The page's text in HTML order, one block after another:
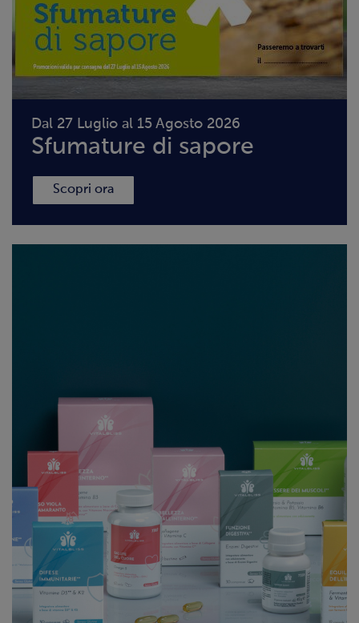
Dal 27 Luglio al 15 Agosto 2026
Sfumature di sapore
Scopri ora